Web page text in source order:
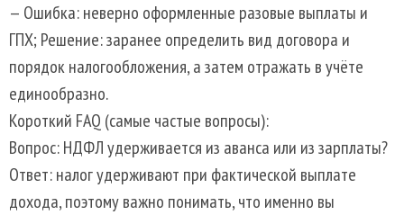
— Ошибка: неверно оформленные разовые выплаты и
ГПХ; Решение: заранее определить вид договора и
порядок налогообложения, а затем отражать в учёте
единообразно.
Короткий FAQ (самые частые вопросы):
Вопрос: НДФЛ удерживается из аванса или из зарплаты?
Ответ: налог удерживают при фактической выплате
дохода, поэтому важно понимать, что именно вы